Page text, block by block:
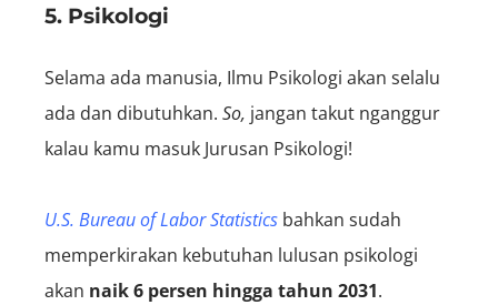
5. Psikologi
Selama ada manusia, Ilmu Psikologi akan selalu
ada dan dibutuhkan. So, jangan takut nganggur
kalau kamu masuk Jurusan Psikologi!
U.S. Bureau of Labor Statistics bahkan sudah
memperkirakan kebutuhan lulusan psikologi
akan naik 6 persen hingga tahun 2031.